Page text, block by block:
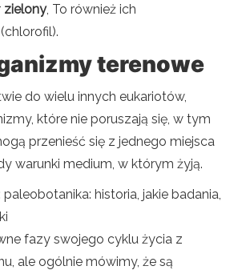
zielony, To również ich
terenowe
do wielu innych eukariotów,
które nie poruszają się, w tym
przenieść się z jednego miejsca
warunki medium, w którym żyją.
paleobotanika: historia, jakie badania,
fazy swojego cyklu życia z
ale ogólnie mówimy, że są